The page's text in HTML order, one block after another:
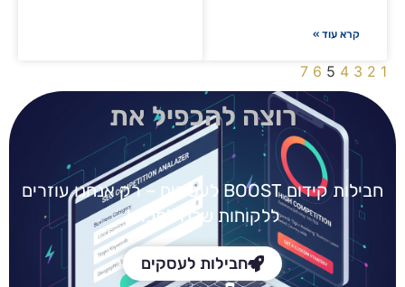
קרא עוד »
1
2
3
4
5
6
7
רוצה להכפיל את
חבילות קידום BOOST
לעסקים – רק אנחנו עוזרים
ללקוחות שלנו למכור!
חבילות לעסקים